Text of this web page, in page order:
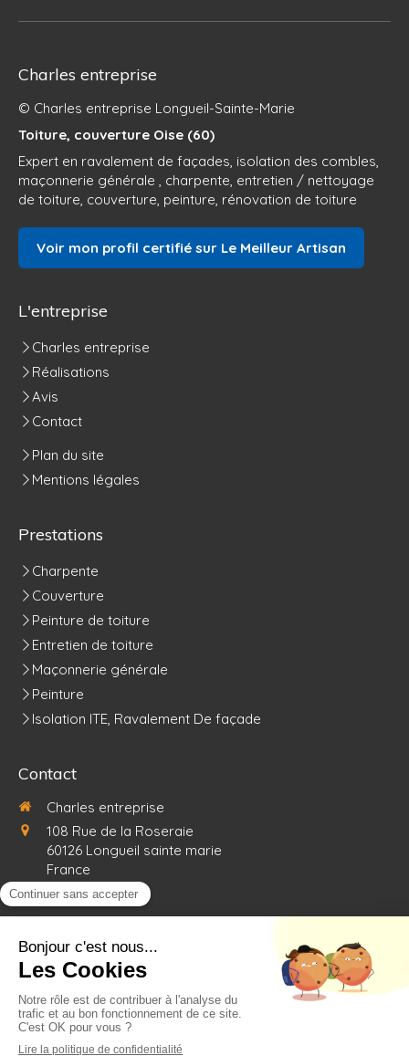
Charles entreprise
© Charles entreprise Longueil-Sainte-Marie
Toiture, couverture Oise (60)
Expert en ravalement de façades, isolation des combles,
maçonnerie générale , charpente, entretien / nettoyage
de toiture, couverture, peinture, rénovation de toiture
Voir mon profil certifié sur Le Meilleur Artisan
L'entreprise
Charles entreprise
Réalisations
Avis
Contact
Plan du site
Mentions légales
Prestations
Charpente
Couverture
Peinture de toiture
Entretien de toiture
Maçonnerie générale
Peinture
Isolation ITE, Ravalement De façade
Contact
Charles entreprise
108 Rue de la Roseraie
60126 Longueil sainte marie
France
0367726053
Création et référencement du site par Simplébo